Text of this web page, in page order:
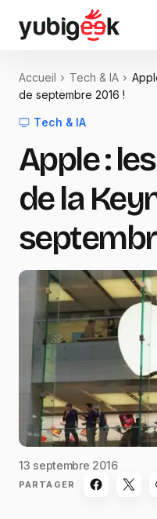
Accueil Tech & IA
de septembre 2016 !
Tech & IA
Apple :
de la
13 septembre 2016
PARTAGER